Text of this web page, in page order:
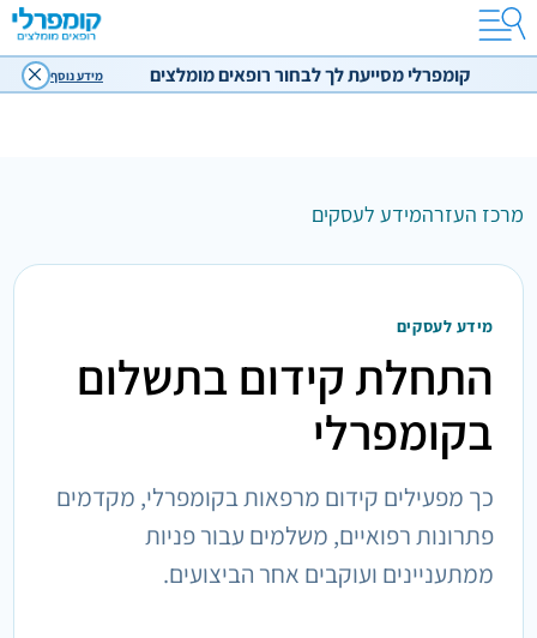
קומפרלי מסייעת לך לבחור רופאים מומלצים מידע נוסף
מרכז העזרהמידע לעסקים
מידע לעסקים
התחלת קידום בתשלום
בקומפרלי
כך מפעילים קידום מרפאות בקומפרלי, מקדמים
פתרונות רפואיים, משלמים עבור פניות
ממתעניינים ועוקבים אחר הביצועים.